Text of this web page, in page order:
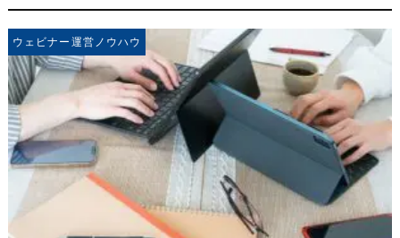
ウェビナー運営ノウハウ